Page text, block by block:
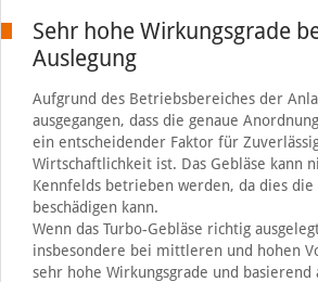
Sehr hohe Wirkungsgrade
Auslegung
Aufgrund des Betriebsbereiches der
ausgegangen, dass die genaue
ein entscheidender Faktor für
Wirtschaftlichkeit ist. Das Gebläse kann
Kennfelds betrieben werden, da dies die
beschädigen kann.
Wenn das Turbo-Gebläse richtig
insbesondere bei mittleren und hohen
sehr hohe Wirkungsgrade und basierend